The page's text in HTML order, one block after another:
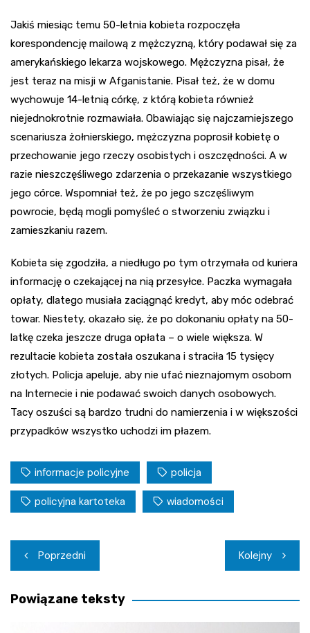
Jakiś miesiąc temu 50-letnia kobieta rozpoczęła
korespondencję mailową z mężczyzną, który podawał się za
amerykańskiego lekarza wojskowego. Mężczyzna pisał, że
jest teraz na misji w Afganistanie. Pisał też, że w domu
wychowuje 14-letnią córkę, z którą kobieta również
niejednokrotnie rozmawiała. Obawiając się najczarniejszego
scenariusza żołnierskiego, mężczyzna poprosił kobietę o
przechowanie jego rzeczy osobistych i oszczędności. A w
razie nieszczęśliwego zdarzenia o przekazanie wszystkiego
jego córce. Wspomniał też, że po jego szczęśliwym
powrocie, będą mogli pomyśleć o stworzeniu związku i
zamieszkaniu razem.
Kobieta się zgodziła, a niedługo po tym otrzymała od kuriera
informację o czekającej na nią przesyłce. Paczka wymagała
opłaty, dlatego musiała zaciągnąć kredyt, aby móc odebrać
towar. Niestety, okazało się, że po dokonaniu opłaty na 50-
latkę czeka jeszcze druga opłata – o wiele większa. W
rezultacie kobieta została oszukana i straciła 15 tysięcy
złotych. Policja apeluje, aby nie ufać nieznajomym osobom
na Internecie i nie podawać swoich danych osobowych.
Tacy oszuści są bardzo trudni do namierzenia i w większości
przypadków wszystko uchodzi im płazem.
informacje policyjne policja
policyjna kartoteka wiadomości
Nawigacja
wpisu
Poprzedni Kolejny
Powiązane teksty